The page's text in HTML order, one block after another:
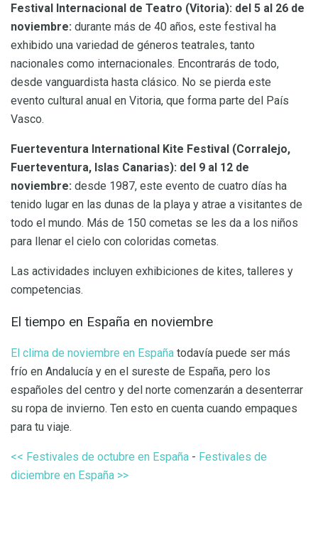
Festival Internacional de Teatro (Vitoria): del 5 al 26 de
noviembre: durante más de 40 años, este festival ha
exhibido una variedad de géneros teatrales, tanto
nacionales como internacionales. Encontrarás de todo,
desde vanguardista hasta clásico. No se pierda este
evento cultural anual en Vitoria, que forma parte del País
Vasco.
Fuerteventura International Kite Festival (Corralejo,
Fuerteventura, Islas Canarias): del 9 al 12 de
noviembre: desde 1987, este evento de cuatro días ha
tenido lugar en las dunas de la playa y atrae a visitantes de
todo el mundo. Más de 150 cometas se les da a los niños
para llenar el cielo con coloridas cometas.
Las actividades incluyen exhibiciones de kites, talleres y
competencias.
El tiempo en España en noviembre
El clima de noviembre en España todavía puede ser más
frío en Andalucía y en el sureste de España, pero los
españoles del centro y del norte comenzarán a desenterrar
su ropa de invierno. Ten esto en cuenta cuando empaques
para tu viaje.
<< Festivales de octubre en España - Festivales de
diciembre en España >>